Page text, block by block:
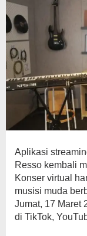
Aplikasi
Resso kembali
Konser virtual
musisi muda
Jumat, 17 Maret
di TikTok,